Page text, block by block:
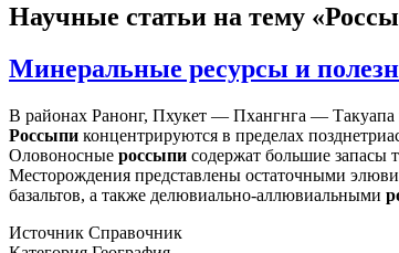
Научные статьи на тему
Минеральные ресурсы и
В районах Ранонг, Пхукет — Пхангнга — Такуапа
Россыпи концентрируются в пределах
Оловоносные россыпи содержат большие запасы
Месторождения представлены остаточными
базальтов, а также делювиально-аллювиальными
Источник Справочник